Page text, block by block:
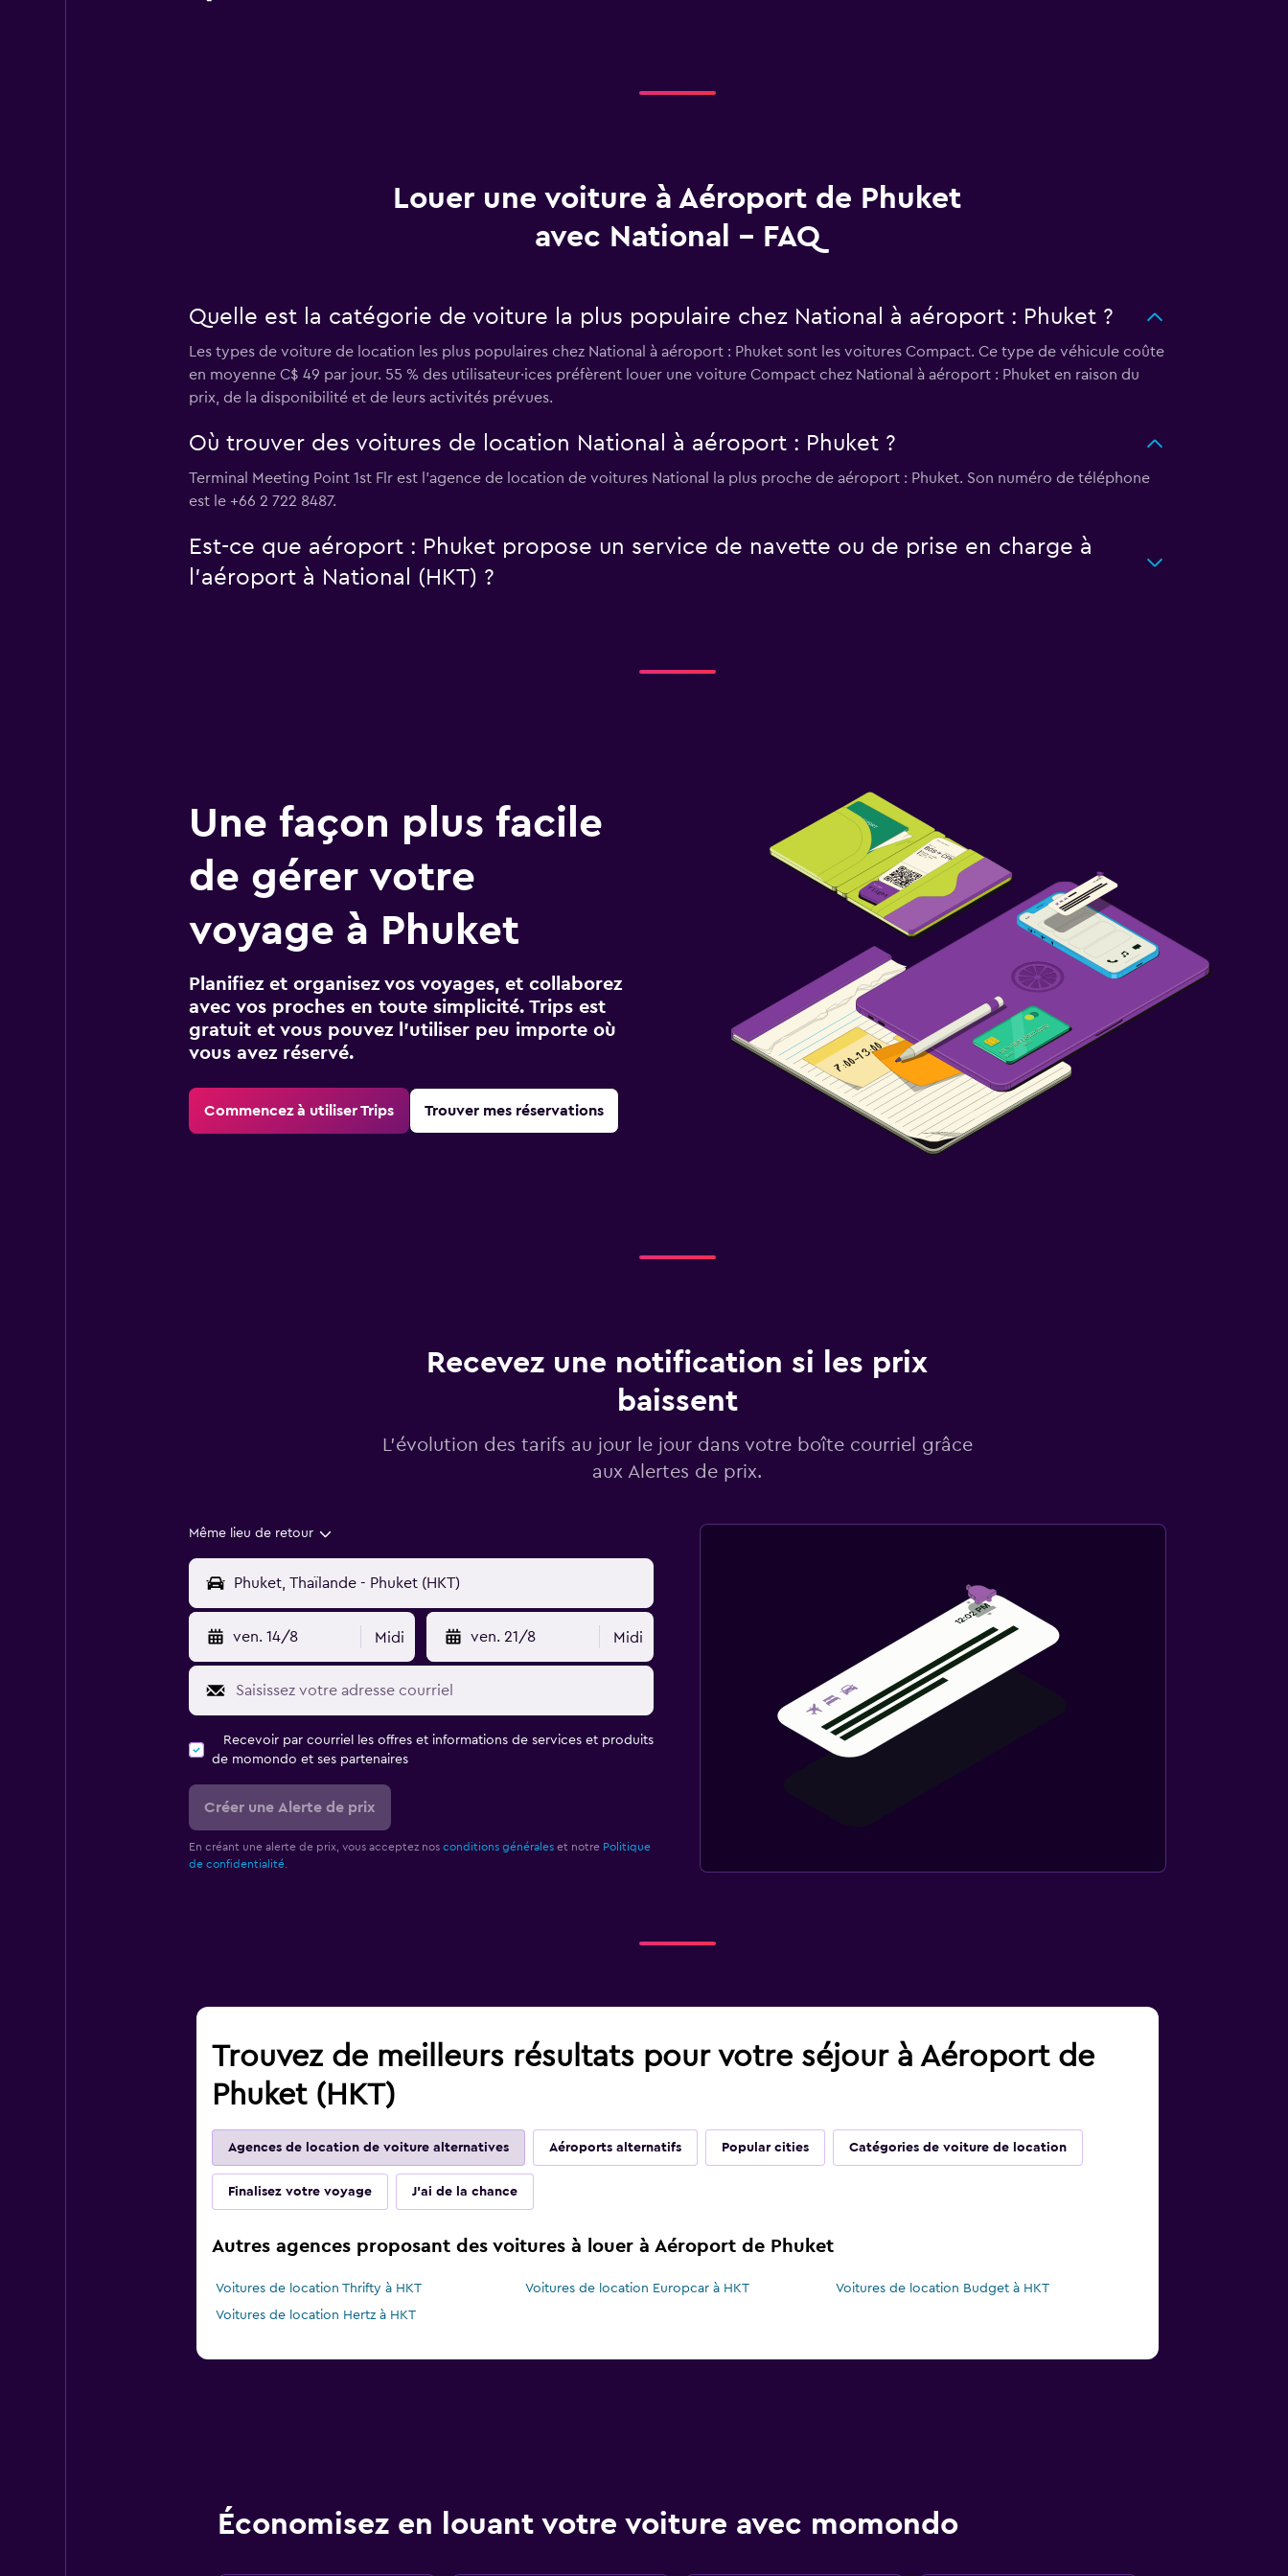
Louer une voiture à Aéroport de Phuket
avec National - FAQ
Quelle est la catégorie de voiture la plus populaire chez National à aéroport : Phuket ?
Les types de voiture de location les plus populaires chez National à aéroport : Phuket sont les voitures Compact. Ce type de véhicule coûte
en moyenne C$ 49 par jour. 55 % des utilisateur·ices préfèrent louer une voiture Compact chez National à aéroport : Phuket en raison du
prix, de la disponibilité et de leurs activités prévues.
Où trouver des voitures de location National à aéroport : Phuket ?
Terminal Meeting Point 1st Flr est l'agence de location de voitures National la plus proche de aéroport : Phuket. Son numéro de téléphone
est le +66 2 722 8487.
Est-ce que aéroport : Phuket propose un service de navette ou de prise en charge à
l’aéroport à National (HKT) ?
Une façon plus facile
de gérer votre
voyage à Phuket
Planifiez et organisez vos voyages, et collaborez
avec vos proches en toute simplicité. Trips est
gratuit et vous pouvez l’utiliser peu importe où
vous avez réservé.
Commencez à utiliser Trips Trouver mes réservations
Recevez une notification si les prix
baissent
L’évolution des tarifs au jour le jour dans votre boîte courriel grâce
aux Alertes de prix.
Même lieu de retour
ven. 14/8 Midi ven. 21/8 Midi
Recevoir par courriel les offres et informations de services et produits
de momondo et ses partenaires
Créer une Alerte de prix
En créant une alerte de prix, vous acceptez nos conditions généraleset notre Politique
de confidentialité.
Trouvez de meilleurs résultats pour votre séjour à Aéroport de
Phuket (HKT)
Agences de location de voiture alternatives Aéroports alternatifs Popular cities Catégories de voiture de location
Finalisez votre voyage J'ai de la chance
Autres agences proposant des voitures à louer à Aéroport de Phuket
Voitures de location Thrifty à HKT Voitures de location Europcar à HKT
Voitures de location Budget à HKT
Voitures de location Hertz à HKT
Économisez en louant votre voiture avec momondo